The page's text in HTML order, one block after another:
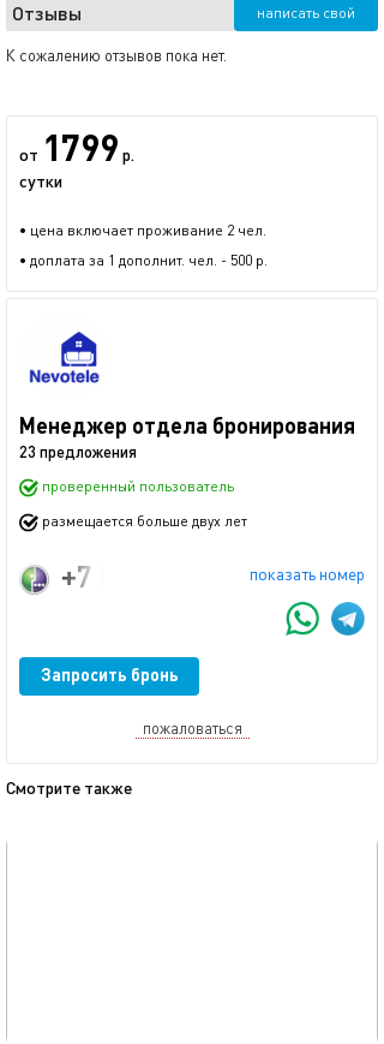
Отзывы написать свой
К сожалению отзывов пока нет.
от 1799 р.
сутки
• цена включает проживание 2 чел.
• доплата за 1 дополнит. чел. - 500 р.
Менеджер отдела бронирования
23 предложения
проверенный пользователь
размещается больше двух лет
показать номер
+7 (922) 292-61-90
Запросить бронь
пожаловаться
Смотрите также